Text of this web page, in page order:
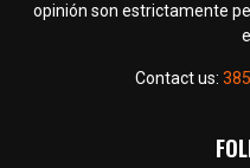
opinión son estrictamente
Contact us: